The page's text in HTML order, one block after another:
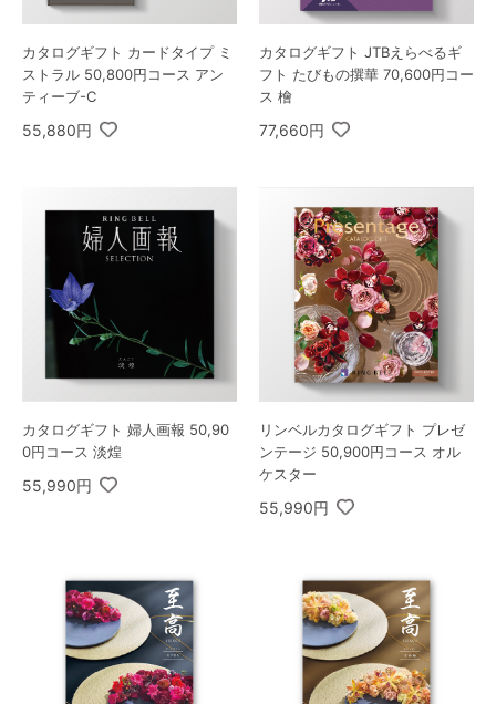
カタログギフト カードタイプ ミ
ストラル 50,800円コース アン
ティーブ-C
55,880円
カタログギフト JTBえらべるギ
フト たびもの撰華 70,600円コー
ス 檜
77,660円
カタログギフト 婦人画報 50,90
0円コース 淡煌
55,990円
リンベルカタログギフト プレゼ
ンテージ 50,900円コース オル
ケスター
55,990円